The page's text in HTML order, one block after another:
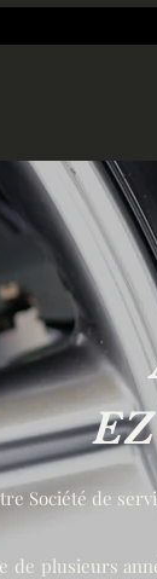
Société de
de plusieurs